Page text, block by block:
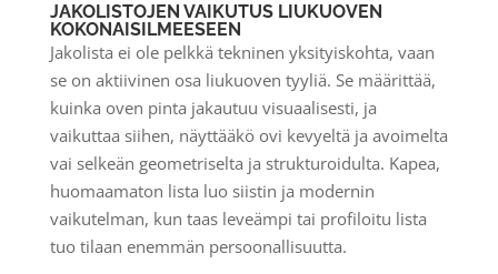
JAKOLISTOJEN VAIKUTUS LIUKUOVEN
KOKONAISILMEESEEN
Jakolista ei ole pelkkä tekninen yksityiskohta, vaan
se on aktiivinen osa liukuoven tyyliä. Se määrittää,
kuinka oven pinta jakautuu visuaalisesti, ja
vaikuttaa siihen, näyttääkö ovi kevyeltä ja avoimelta
vai selkeän geometriselta ja strukturoidulta. Kapea,
huomaamaton lista luo siistin ja modernin
vaikutelman, kun taas leveämpi tai profiloitu lista
tuo tilaan enemmän persoonallisuutta.